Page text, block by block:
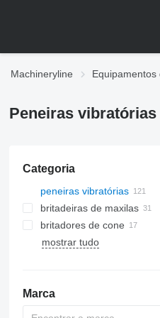
Machineryline
Peneiras
Categoria
peneiras vibratórias
britadeiras de maxilas
britadores de cone
trituradores de impacto
horizontal
mostrar tudo
Marca